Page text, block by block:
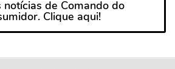
notícias de Comando do
Clique aqui!